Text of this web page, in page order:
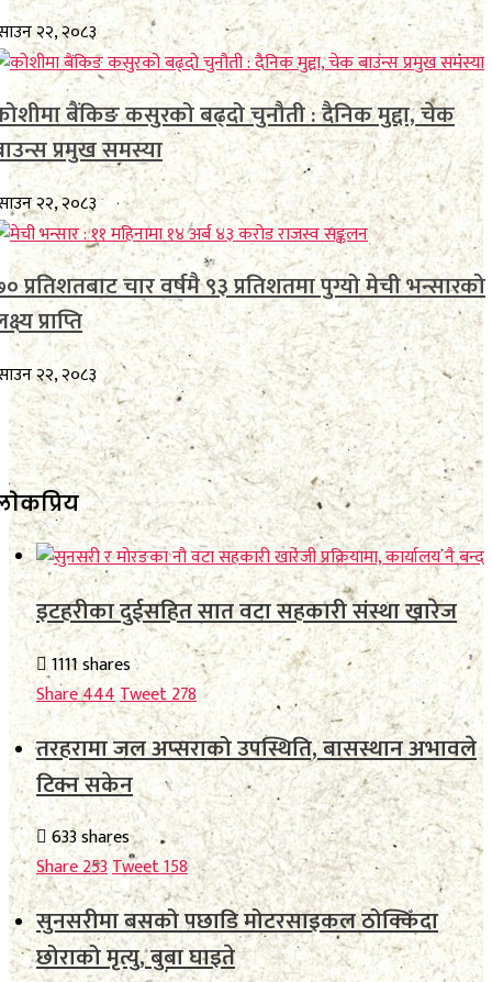
२२, २०८३
बैंकिङ कसुरको बढ्दो चुनौती : दैनिक मुद्दा, चेक
प्रमुख समस्या
२२, २०८३
प्रतिशतबाट चार वर्षमै ९३ प्रतिशतमा पुग्यो मेची भन्सारको
प्राप्ति
२२, २०८३
इटहरीका दुईसहित सात वटा सहकारी संस्था खारेज
1111 shares
Share444Tweet278
तरहरामा जल अप्सराको उपस्थिति, बासस्थान अभावले
टिक्न सकेन
633 shares
Share253Tweet158
सुनसरीमा बसको पछाडि मोटरसाइकल ठोक्किँदा
छोराको मृत्यु, बुबा घाइते